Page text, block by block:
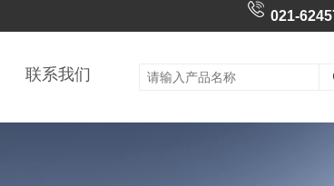
021-
联系我们